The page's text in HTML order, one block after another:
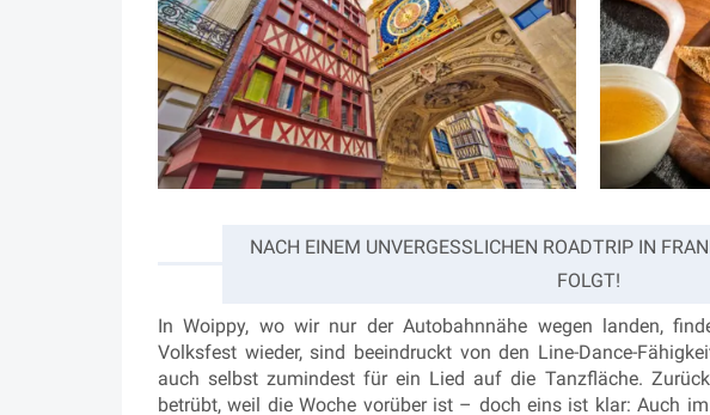
NACH EINEM UNVERGESSLICHEN ROADTRIP IN
FOLGT!
In Woippy, wo wir nur der Autobahnnähe wegen landen,
Volksfest wieder, sind beeindruckt von den Line-Dance-
auch selbst zumindest für ein Lied auf die Tanzfläche.
betrübt, weil die Woche vorüber ist – doch eins ist klar: Auch